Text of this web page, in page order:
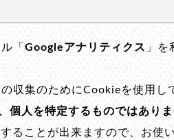
「 Googleアナリティクス」を
収集のためにCookieを使用し
個人を特定するものではあり
ることが出来ますので、お使